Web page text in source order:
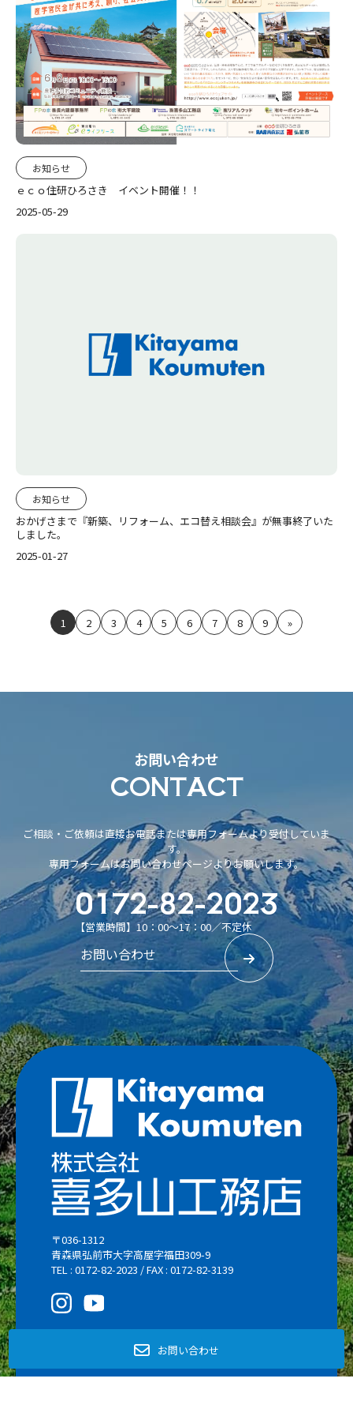
お知らせ
ｅｃｏ住研ひろさき イベント開催！！
2025-05-29
お知らせ
おかげさまで『新築、リフォーム、エコ替え相談会』が無事終了いた
しました。
2025-01-27
1 2 3 4 5 6 7 8 9 »
お問い合わせ
CONTACT
ご相談・ご依頼は直接お電話または専用フォームより受付していま
す。
専用フォームはお問い合わせページよりお願いします。
0172-82-2023
【営業時間】10：00～17：00／不定休
お問い合わせ
〒036-1312
青森県弘前市大字高屋字福田309-9
TEL : 0172-82-2023 / FAX : 0172-82-3139
© Kitayama Koumuten Co., Ltd. All Rights Reserved.
青森県弘前市の工務店 喜多山工務店
お問い合わせ